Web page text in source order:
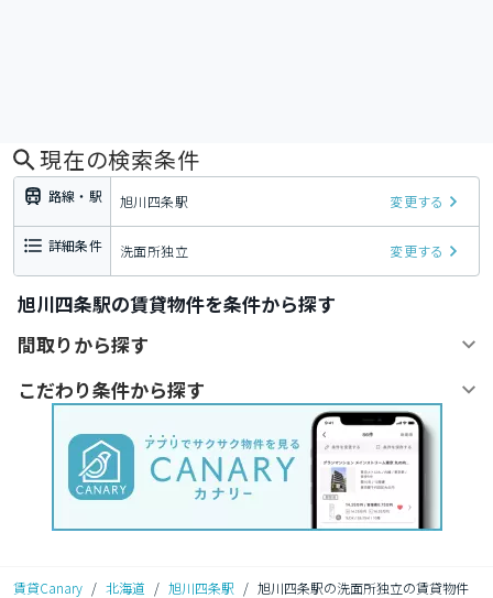
現在の検索条件
路線・駅 旭川四条駅 変更する
詳細条件 洗面所独立 変更する
旭川四条駅の賃貸物件を条件から探す
間取りから探す
こだわり条件から探す
賃貸Canary / 北海道 / 旭川四条駅 / 旭川四条駅の洗面所独立の賃貸物件